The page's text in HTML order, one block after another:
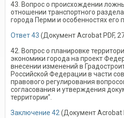
43. Вопрос о происхождении
отношении транспортного
города Перми и особенностях его
Ответ 43 (Документ Acrobat PDF,
42. Вопрос о планировке
экономики города на проект
внесении изменений в
Российской Федерации в части
правового регулирования
согласования и утверждения
территории".
Заключение 42 (Документ Acrobat